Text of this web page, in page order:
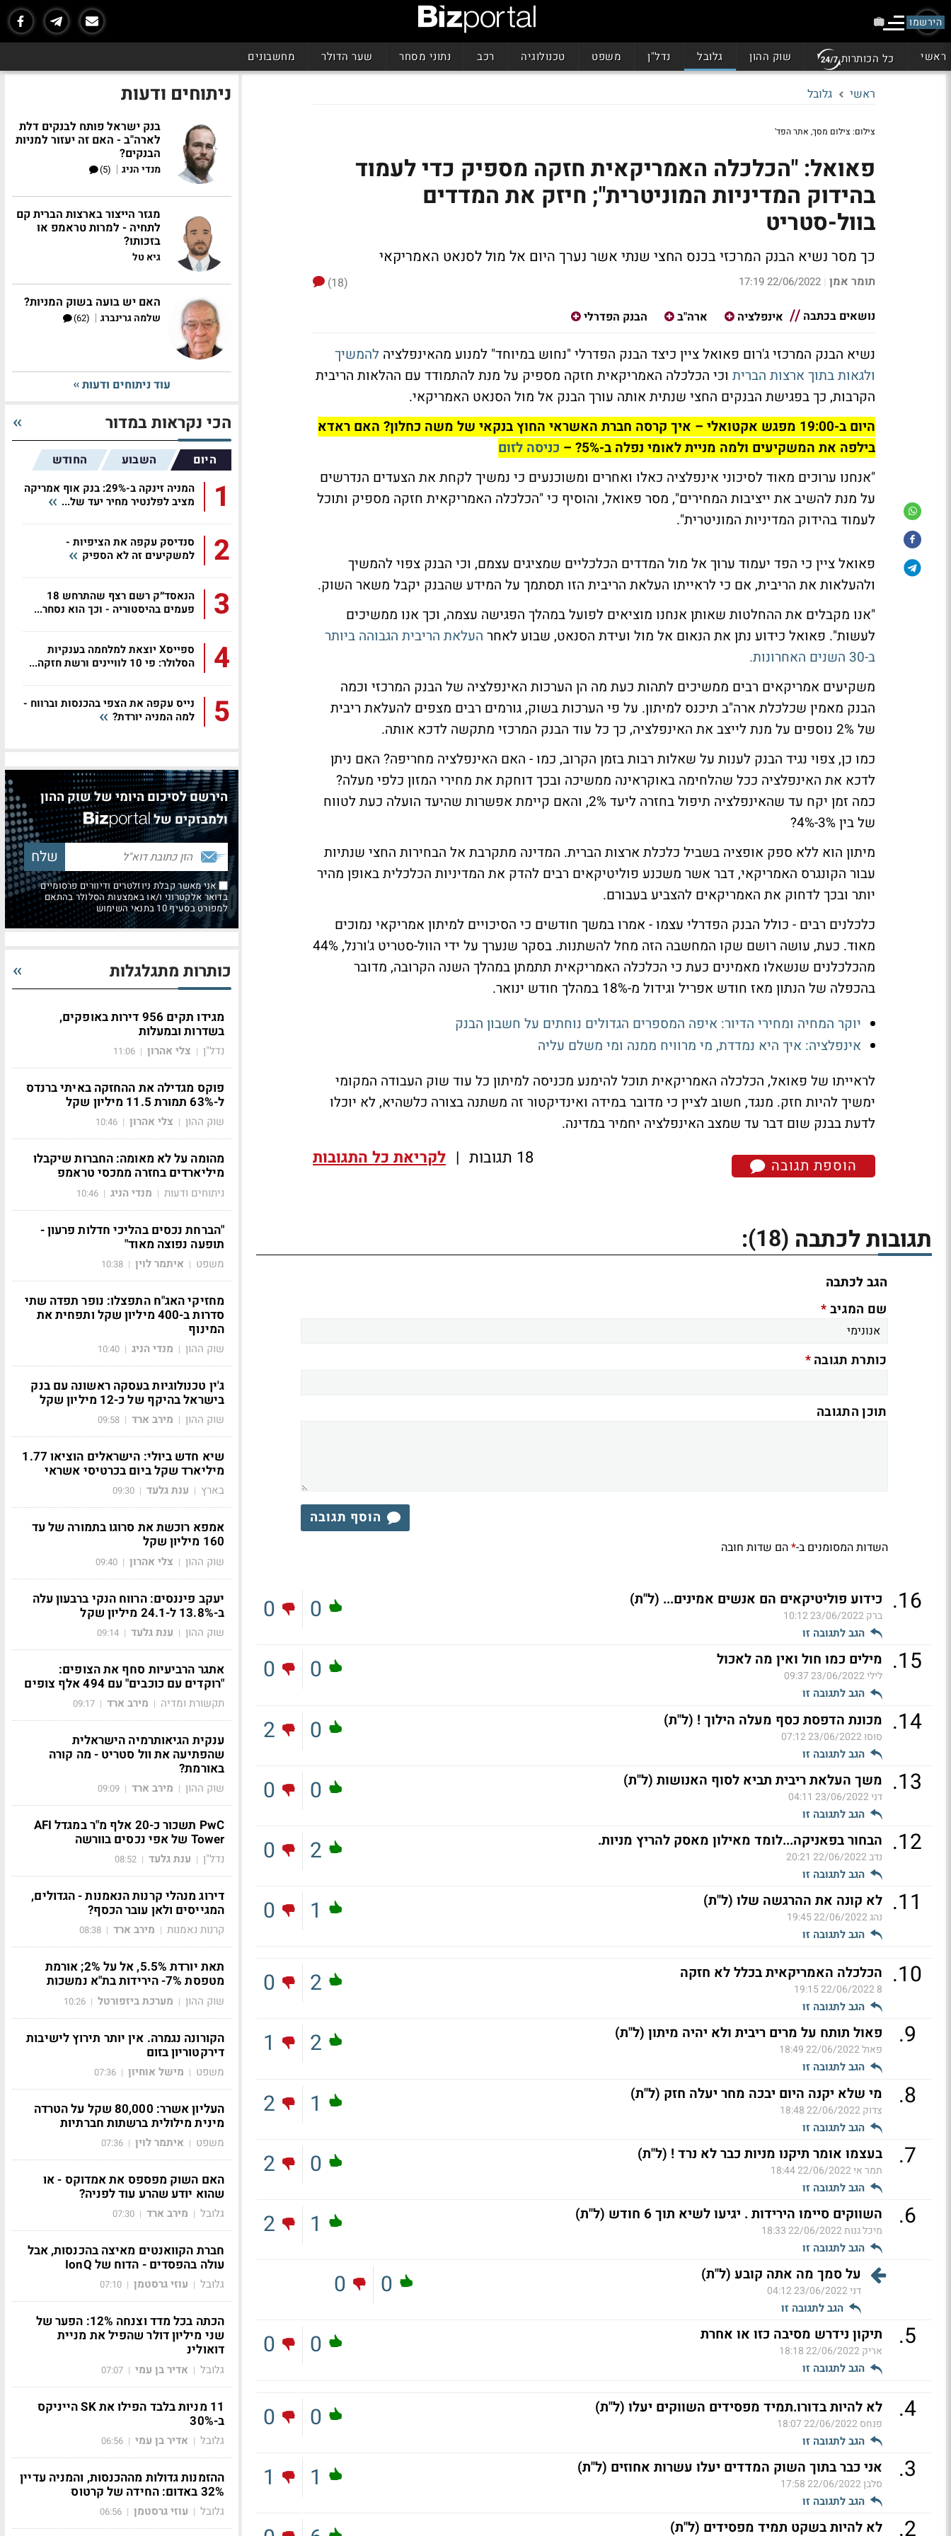
הירשמו
ראשי כל הכותרות שוק ההון גלובל נדל"ן משפט טכנולוגיה רכב נתוני מסחר שער הדולר מחשבונים
ראשי גלובל
צילום: צילום מסך, אתר הפד'
פאואל: "הכלכלה האמריקאית חזקה מספיק כדי לעמוד
בהידוק המדיניות המוניטרית"; חיזק את המדדים
בוול-סטריט
כך מסר נשיא הבנק המרכזי בכנס החצי שנתי אשר נערך היום אל מול לסנאט האמריקאי
תומר אמן |
22/06/2022 17:19
(18)
נושאים בכתבה
אינפלציה ארה"ב הבנק הפדרלי
נשיא הבנק המרכזי ג'רום פאואל ציין כיצד הבנק הפדרלי "נחוש במיוחד" למנוע מהאינפלציה להמשיך
ולגאות בתוך ארצות הברית וכי הכלכלה האמריקאית חזקה מספיק על מנת להתמודד עם ההלאות הריבית
הקרבות, כך בפגישת הבנקים החצי שנתית אותה עורך הבנק אל מול הסנאט האמריקאי.
היום ב-19:00 מפגש אקטואלי – איך קרסה חברת האשראי החוץ בנקאי של משה כחלון? האם ראדא
בילפה את המשקיעים ולמה מניית לאומי נפלה ב-5%? –
כניסה לזום
"אנחנו ערוכים מאוד לסיכוני אינפלציה כאלו ואחרים ומשוכנעים כי נמשיך לקחת את הצעדים הנדרשים
על מנת להשיב את ייציבות המחירים", מסר פאואל, והוסיף כי "הכלכלה האמריקאית חזקה מספיק ותוכל
לעמוד בהידוק המדיניות המוניטרית".
פאואל ציין כי הפד יעמוד ערוך אל מול המדדים הכלכליים שמציגים עצמם, וכי הבנק צפוי להמשיך
ולהעלאות את הריבית, אם כי לראייתו העלאת הריבית הזו תסתמך על המידע שהבנק יקבל משאר השוק.
"אנו מקבלים את ההחלטות שאותן אנחנו מוציאים לפועל במהלך הפגישה עצמה, וכך אנו ממשיכים
לעשות". פאואל כידוע נתן את הנאום אל מול ועידת הסנאט, שבוע לאחר העלאת הריבית הגבוהה ביותר
ב-30 השנים האחרונות.
משקיעים אמריקאים רבים ממשיכים לתהות כעת מה הן הערכות האינפלציה של הבנק המרכזי וכמה
הבנק מאמין שכלכלת ארה"ב תיכנס למיתון. על פי הערכות בשוק, גורמים רבים מצפים להעלאת ריבית
של 2% נוספים על מנת לייצב את האינפלציה, כך כל עוד הבנק המרכזי מתקשה לדכא אותה.
כמו כן, צפוי נגיד הבנק לענות על שאלות רבות בזמן הקרוב, כמו - האם האינפלציה מחריפה? האם ניתן
לדכא את האינפלציה ככל שהלחימה באוקראינה ממשיכה ובכך דוחקת את מחירי המזון כלפי מעלה?
כמה זמן יקח עד שהאינפלציה תיפול בחזרה ליעד 2%, והאם קיימת אפשרות שהיעד הועלה כעת לטווח
של בין 3%-4%?
מיתון הוא ללא ספק אופציה בשביל כלכלת ארצות הברית. המדינה מתקרבת אל הבחירות החצי שנתיות
עבור הקונגרס האמריקאי, דבר אשר משכנע פוליטיקאים רבים להדק את המדיניות הכלכלית באופן מהיר
יותר ובכך לדחוק את האמריקאים להצביע בעבורם.
כלכלנים רבים - כולל הבנק הפדרלי עצמו - אמרו במשך חודשים כי הסיכויים למיתון אמריקאי נמוכים
מאוד. כעת, עושה רושם שקו המחשבה הזה מחל להשתנות. בסקר שנערך על ידי הוול-סטריט ג'ורנל, 44%
מהכלכלנים שנשאלו מאמינים כעת כי הכלכלה האמריקאית תתמתן במהלך השנה הקרובה, מדובר
בהכפלה של הנתון מאז חודש אפריל וגידול מ-18% במהלך חודש ינואר.
יוקר המחיה ומחירי הדיור: איפה המספרים הגדולים נוחתים על חשבון הבנק
אינפלציה: איך היא נמדדת, מי מרוויח ממנה ומי משלם עליה
לראייתו של פאואל, הכלכלה האמריקאית תוכל להימנע מכניסה למיתון כל עוד שוק העבודה המקומי
ימשיך להיות חזק. מנגד, חשוב לציין כי מדובר במידה ואינדיקטור זה משתנה בצורה כלשהיא, לא יוכלו
לדעת בבנק שום דבר עד שמצב האינפלציה יחמיר במדינה.
הוספת תגובה 18 תגובות | לקריאת כל התגובות
תגובות לכתבה (18)
:
הגב לכתבה
שם המגיב*
כותרת תגובה*
תוכן התגובה
הוסף תגובה
השדות המסומנים ב-*הם שדות חובה
16
. כידוע פוליטיקאים הם אנשים אמינים... (ל"ת)
ברק23/06/2022 10:12
הגב לתגובה זו
0
0
15
. מילים כמו חול ואין מה לאכול
לילי23/06/2022 09:37
הגב לתגובה זו
0
0
14
. מכונת הדפסת כסף מעלה הילוך ! (ל"ת)
סוסו23/06/2022 07:12
הגב לתגובה זו
0
2
13
. משך העלאת ריבית תביא לסוף האנושות (ל"ת)
דני23/06/2022 04:11
הגב לתגובה זו
0
0
12
. הבחור בפאניקה...לומד מאילון מאסק להריץ מניות.
נדב22/06/2022 20:21
הגב לתגובה זו
2
0
11
. לא קונה את ההרגשה שלו (ל"ת)
נהג22/06/2022 19:45
הגב לתגובה זו
1
0
10
. הכלכלה האמריקאית בכלל לא חזקה
8
22/06/2022 19:15
הגב לתגובה זו
2
0
9
. פאול תותח על מרים ריבית ולא יהיה מיתון (ל"ת)
פאול22/06/2022 18:49
הגב לתגובה זו
2
1
8
. מי שלא יקנה היום יבכה מחר יעלה חזק (ל"ת)
צדוק22/06/2022 18:48
הגב לתגובה זו
1
2
7
. בעצמו אומר תיקנו מניות כבר לא נרד ! (ל"ת)
תמר אי22/06/2022 18:44
הגב לתגובה זו
0
2
6
. השווקים סיימו הירידות . יגיעו לשיא תוך 6 חודש (ל"ת)
מיכל גנות22/06/2022 18:33
הגב לתגובה זו
1
2
על סמך מה אתה קובע (ל"ת)
דני23/06/2022 04:12
הגב לתגובה זו
0
0
5
. תיקון נידרש מסיבה כזו או אחרת
אריק22/06/2022 18:18
הגב לתגובה זו
0
0
4
. לא להיות בדורו.תמיד מפסידים השווקים יעלו (ל"ת)
פנחס22/06/2022 18:07
הגב לתגובה זו
0
0
3
. אני כבר בתוך השוק המדדים יעלו עשרות אחוזים (ל"ת)
סלבן22/06/2022 17:58
הגב לתגובה זו
1
1
2
. לא להיות בשקט תמיד מפסידים (ל"ת)
ניתוחים ודעות
בנק ישראל פותח לבנקים דלת
לארה"ב - האם זה יעזור למניות
הבנקים?
מנדי הניג |
(5)
מגזר הייצור בארצות הברית קם
לתחיה - למרות טראמפ או
בזכותו?
גיא טל
האם יש בועה בשוק המניות?
שלמה גרינברג |
(62)
עוד ניתוחים ודעות
הכי נקראות במדור
היום השבוע החודש
1
המניה זינקה ב-29%: בנק אוף אמריקה
מציב לפלנטיר מחיר יעד של...
2
סנדיסק עקפה את הציפיות -
למשקיעים זה לא הספיק
3
הנאסד״ק רשם רצף שהתרחש 18
פעמים בהיסטוריה - וכך הוא נסחר...
4
ספייסX יוצאת למלחמה בענקיות
הסלולר: פי 10 לוויינים ורשת חזקה...
5
נייס עקפה את הצפי בהכנסות וברווח -
למה המניה יורדת?
הירשם לסיכום היומי של שוק ההון
ולמבזקים של
אני מאשר קבלת ניוזלטרים ודיוורים פרסומיים
בדואר אלקטרוני ו/או באמצעות הסלולר בהתאם
למפורט בסעיף 10 בתנאי השימוש
כותרות מתגלגלות
מגידו תקים 956 דירות באופקים,
בשדרות ובמעלות
נדל"ן | צלי אהרון |
11:06
פוקס מגדילה את ההחזקה באיתי ברנדס
ל-63% תמורת 11.5 מיליון שקל
שוק ההון | צלי אהרון |
10:46
מהומה על לא מאומה: החברות שיקבלו
מיליארדים בחזרה ממכסי טראמפ
ניתוחים ודעות | מנדי הניג |
10:46
"הברחת נכסים בהליכי חדלות פרעון -
תופעה נפוצה מאוד"
משפט | איתמר לוין |
10:38
מחזיקי האג"ח התפצלו: נופר תפדה שתי
סדרות ב-400 מיליון שקל ותפחית את
המינוף
שוק ההון | מנדי הניג |
10:40
ג'ין טכנולוגיות בעסקה ראשונה עם בנק
בישראל בהיקף של כ-12 מיליון שקל
שוק ההון | מירב ארד |
09:58
שיא חדש ביולי: הישראלים הוציאו 1.77
מיליארד שקל ביום בכרטיסי אשראי
בארץ | ענת גלעד |
09:30
אמפא רוכשת את סרוגו בתמורה של עד
160 מיליון שקל
שוק ההון | צלי אהרון |
09:40
יעקב פיננסים: הרווח הנקי ברבעון עלה
ב-13.8% ל-24.1 מיליון שקל
שוק ההון | ענת גלעד |
09:14
אתגר הרביעיות סחף את הצופים:
"רוקדים עם כוכבים" עם 494 אלף צופים
תקשורת ומדיה | מירב ארד |
09:17
ענקית הגיאותרמיה הישראלית
שהפתיעה את וול סטריט - מה קורה
באורמת?
שוק ההון | מירב ארד |
09:09
PwC תשכור כ-20 אלף מ"ר במגדל AFI
Tower של אפי נכסים בוורשה
נדל"ן | ענת גלעד |
08:52
דירוג מנהלי קרנות הנאמנות - הגדולים,
המגייסים ולאן עובר הכסף?
קרנות נאמנות | מירב ארד |
08:38
תאת יורדת 5.5%, אל על 2%; אורמת
מטפסת 7%- הירידות בת"א נמשכות
שוק ההון | מערכת ביזפורטל |
10:26
הקורונה נגמרה. אין יותר תירוץ לישיבות
דירקטוריון בזום
משפט | מישל אוחיון |
07:36
העליון אשרר: 80,000 שקל על הטרדה
מינית מילולית ברשתות חברתיות
משפט | איתמר לוין |
07:36
האם השוק מפספס את אמדוקס - או
שהוא יודע שהרע עוד לפניה?
גלובל | מירב ארד |
07:30
חברת הקוואנטים מאיצה בהכנסות, אבל
עולה בהפסדים - הדוח של IonQ
גלובל | עוזי גרסטמן |
07:10
הכתה בכל מדד וצנחה 12%: הפער של
שני מיליון דולר שהפיל את מניית
דואולינ
גלובל | אדיר בן עמי |
07:07
11 מניות בלבד הפילו את SK הייניקס
ב-30%
גלובל | אדיר בן עמי |
06:56
ההזמנות גדולות מההכנסות, והמניה עדיין
32% באדום: החידה של קרטוס
גלובל | עוזי גרסטמן |
06:56